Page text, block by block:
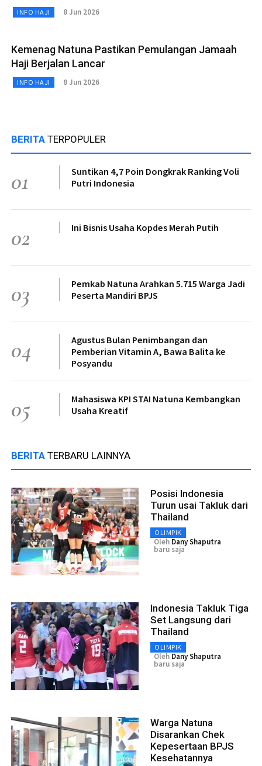
INFO HAJI 8 Jun 2026
Kemenag Natuna Pastikan Pemulangan Jamaah
Haji Berjalan Lancar
INFO HAJI 8 Jun 2026
BERITA TERPOPULER
01
Suntikan 4,7 Poin Dongkrak Ranking Voli
Putri Indonesia
02 Ini Bisnis Usaha Kopdes Merah Putih
03
Pemkab Natuna Arahkan 5.715 Warga Jadi
Peserta Mandiri BPJS
04
Agustus Bulan Penimbangan dan
Pemberian Vitamin A, Bawa Balita ke
Posyandu
05
Mahasiswa KPI STAI Natuna Kembangkan
Usaha Kreatif
BERITA TERBARU LAINNYA
Posisi Indonesia
Turun usai Takluk dari
Thailand
OLIMPIK
Oleh Dany Shaputra
baru saja
Indonesia Takluk Tiga
Set Langsung dari
Thailand
OLIMPIK
Oleh Dany Shaputra
baru saja
Warga Natuna
Disarankan Chek
Kepesertaan BPJS
Kesehatannya